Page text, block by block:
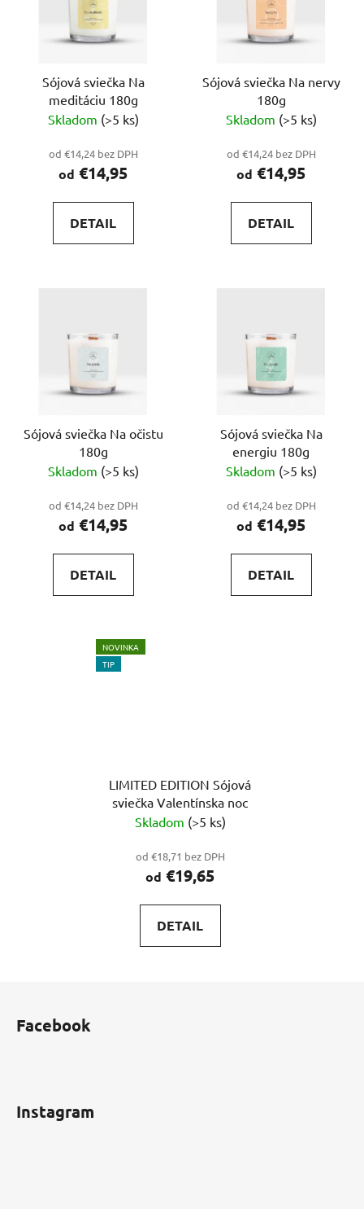
Sójová sviečka Na
meditáciu 180g
Skladom (>5 ks)
od €14,24 bez DPH
od €14,95
DETAIL
Sójová sviečka Na nervy
180g
Skladom (>5 ks)
od €14,24 bez DPH
od €14,95
DETAIL
Sójová sviečka Na očistu
180g
Skladom (>5 ks)
od €14,24 bez DPH
od €14,95
DETAIL
Sójová sviečka Na
energiu 180g
Skladom (>5 ks)
od €14,24 bez DPH
od €14,95
DETAIL
NOVINKA
TIP
LIMITED EDITION Sójová
sviečka Valentínska noc
Skladom (>5 ks)
od €18,71 bez DPH
od €19,65
DETAIL
Facebook
Instagram